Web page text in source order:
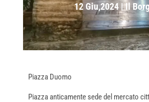
12 Giu,2024|Il
Piazza Duomo
Piazza anticamente sede del mercato